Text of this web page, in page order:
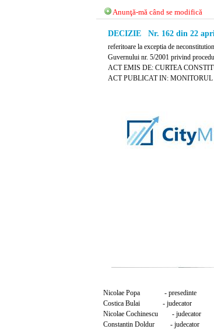
Anunţă-mă când se modifică
DECIZIE Nr. 162 din 22
referitoare la exceptia de
Guvernului nr. 5/2001 privind
ACT EMIS DE: CURTEA
ACT PUBLICAT IN:
Nicolae Popa - presedinte
Costica Bulai - judecator
Nicolae Cochinescu - judecator
Constantin Doldur - judecator